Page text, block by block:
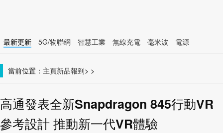
最新更新 5G/物聯網 智慧工業 無線充電 毫米波
電源
當前位置： 主頁 >
新品報到 >
高通發表全新Snapdragon 845行動VR
參考設計 推動新一代VR體驗